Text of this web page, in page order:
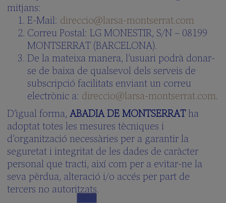
mitjans:
E-Mail: direccio@larsa-montserrat.com
Correu Postal: LG MONESTIR, S/N – 08199
MONTSERRAT (BARCELONA).
De la mateixa manera, l’usuari podrà donar-
se de baixa de qualsevol dels serveis de
subscripció facilitats enviant un correu
electrònic a: direccio@larsa-montserrat.com.
D’igual forma, ABADIA DE MONTSERRATha
adoptat totes les mesures tècniques i
d’organització necessàries per a garantir la
seguretat i integritat de les dades de caràcter
personal que tracti, així com per a evitar-ne la
seva pèrdua, alteració i/o accés per part de
tercers no autoritzats.